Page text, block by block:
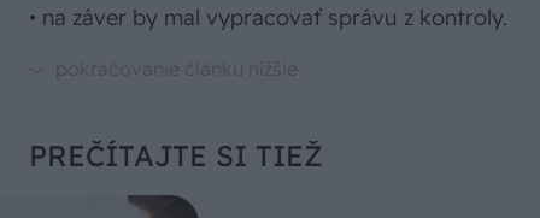
• na záver by mal vypracovať správu z kontroly.
PREČÍTAJTE SI TIEŽ